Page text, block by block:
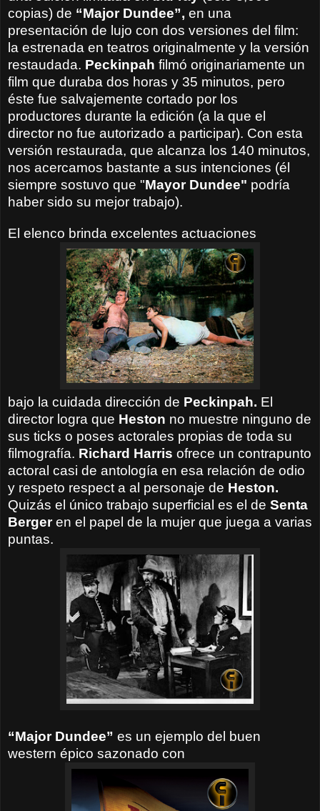
copias) de “Major Dundee”, en una
presentación de lujo con dos versiones del film:
la estrenada en teatros originalmente y la versión
restaudada. Peckinpah filmó originariamente un
film que duraba dos horas y 35 minutos, pero
éste fue salvajemente cortado por los
productores durante la edición (a la que el
director no fue autorizado a participar). Con esta
versión restaurada, que alcanza los 140 minutos,
nos acercamos bastante a sus intenciones (él
siempre sostuvo que "Mayor Dundee" podría
haber sido su mejor trabajo).
El elenco brinda excelentes actuaciones
bajo la cuidada dirección de Peckinpah. El
director logra que Heston no muestre ninguno de
sus ticks o poses actorales propias de toda su
filmografía. Richard Harris ofrece un contrapunto
actoral casi de antología en esa relación de odio
y respeto respect a al personaje de Heston.
Quizás el único trabajo superficial es el de Senta
Bergeren el papel de la mujer que juega a varias
puntas.
“Major Dundee” es un ejemplo del buen
western épico sazonado con